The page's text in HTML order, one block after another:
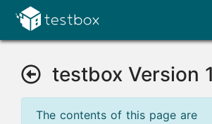
testbox Version
The contents of this page are